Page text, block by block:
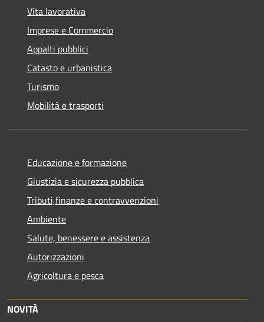
Vita lavorativa
Imprese e Commercio
Appalti pubblici
Catasto e urbanistica
Turismo
Mobilità e trasporti
Educazione e formazione
Giustizia e sicurezza pubblica
Tributi,finanze e contravvenzioni
Ambiente
Salute, benessere e assistenza
Autorizzazioni
Agricoltura e pesca
NOVITÀ